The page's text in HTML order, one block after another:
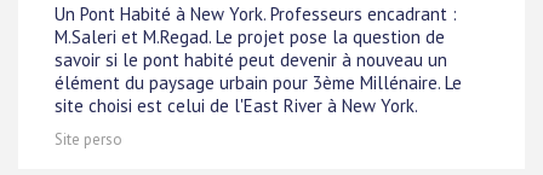
Un Pont Habité à New York. Professeurs encadrant :
M.Saleri et M.Regad. Le projet pose la question de
savoir si le pont habité peut devenir à nouveau un
élément du paysage urbain pour 3ème Millénaire. Le
site choisi est celui de l'East River à New York.
Site perso